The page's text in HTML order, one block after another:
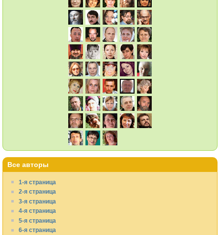
Все авторы
1-я страница
2-я страница
3-я страница
4-я страница
5-я страница
6-я страница